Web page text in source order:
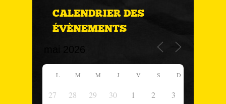
CALENDRIER DES
ÉVÈNEMENTS
L M M J V S D
27 28 29 30 1 2
3